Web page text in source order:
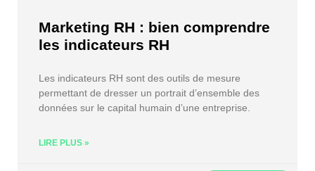
Marketing RH : bien comprendre
les indicateurs RH
Les indicateurs RH sont des outils de mesure
permettant de dresser un portrait d’ensemble des
données sur le capital humain d’une entreprise.
LIRE PLUS »